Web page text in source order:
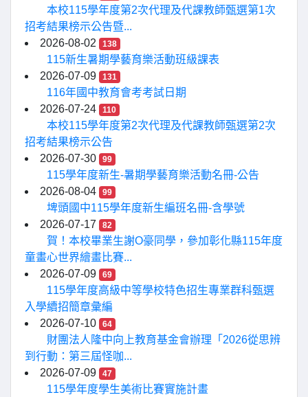
本校115學年度第2次代理及代課教師甄選第1次
招考結果榜示公告暨...
2026-08-02
138
115新生暑期學藝育樂活動班級課表
2026-07-09
131
116年國中教育會考考試日期
2026-07-24
110
本校115學年度第2次代理及代課教師甄選第2次
招考結果榜示公告
2026-07-30
99
115學年度新生-暑期學藝育樂活動名冊-公告
2026-08-04
99
埤頭國中115學年度新生編班名冊-含學號
2026-07-17
82
賀！本校畢業生謝O豪同學，參加彰化縣115年度
童畫心世界繪畫比賽...
2026-07-09
69
115學年度高級中等學校特色招生專業群科甄選
入學續招簡章彙編
2026-07-10
64
財團法人隆中向上教育基金會辦理「2026從思辨
到行動：第三屆怪咖...
2026-07-09
47
115學年度學生美術比賽實施計畫